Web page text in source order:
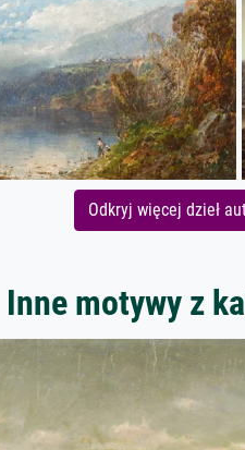
Odkryj więcej dzieł
Inne motywy z